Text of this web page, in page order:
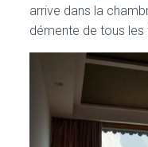
arrive dans la
démente de tous les